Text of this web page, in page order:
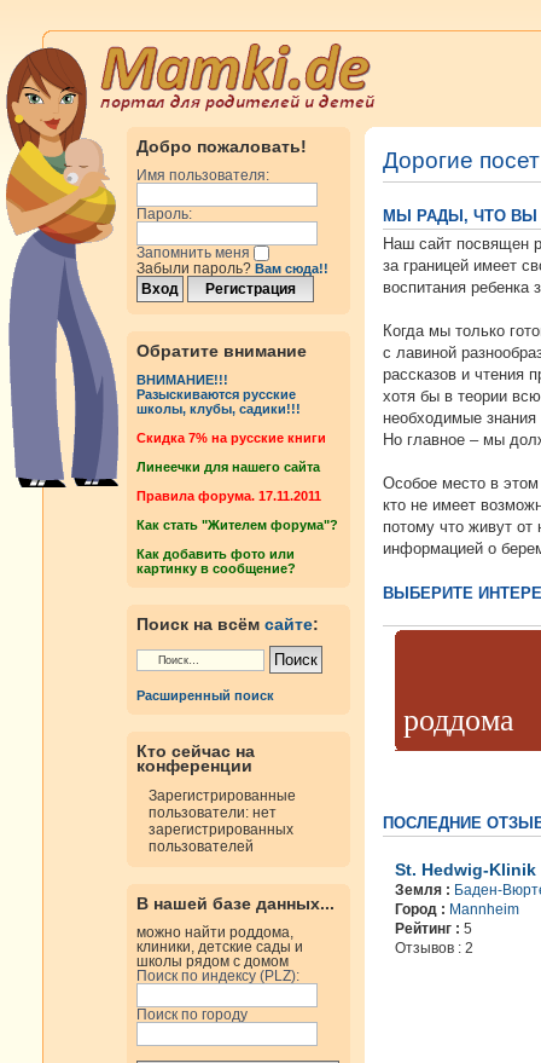
Добро пожаловать!
Имя пользователя:
Пароль:
Запомнить меня
Забыли пароль? Вам сюда!!
Обратите внимание
ВНИМАНИЕ!!!
Разыскиваются русские
школы, клубы, садики!!!
Cкидка 7% на русские книги
Линеечки для нашего сайта
Правила форума. 17.11.2011
Как стать "Жителем форума"?
Как добавить фото или
картинку в сообщение?
Поиск на всём сайте:
Расширенный поиск
Кто сейчас на
конференции
Зарегистрированные
пользователи: нет
зарегистрированных
пользователей
В нашей базе данных...
можно найти роддома,
клиники, детские сады и
школы рядом с домом
Поиск по индексу (PLZ):
Поиск по городу
Дорогие
МЫ РАДЫ, ЧТО ВЫ
Наш сайт посвящен
за границей имеет
воспитания
Когда мы только
с лавиной
рассказов и чтения
хотя бы в теории
необходимые
Но главное – мы
Особое место в
кто не имеет
потому что живут
информацией о
ВЫБЕРИТЕ
роддома
ПОСЛЕДНИЕ
St. Hedwig-Klinik
Земля : Баден-
Город : Mannheim
Рейтинг : 5
Отзывов : 2